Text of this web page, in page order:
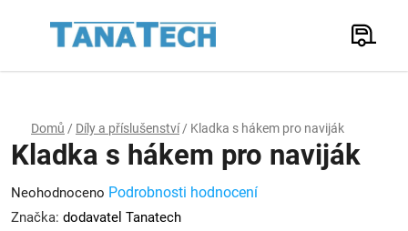
Hledat
Domů / Díly a příslušenství / Kladka s hákem pro naviják
Kladka s hákem pro naviják
Průměrné
hodnocení
Neohodnoceno Podrobnosti hodnocení
Značka: dodavatel Tanatech